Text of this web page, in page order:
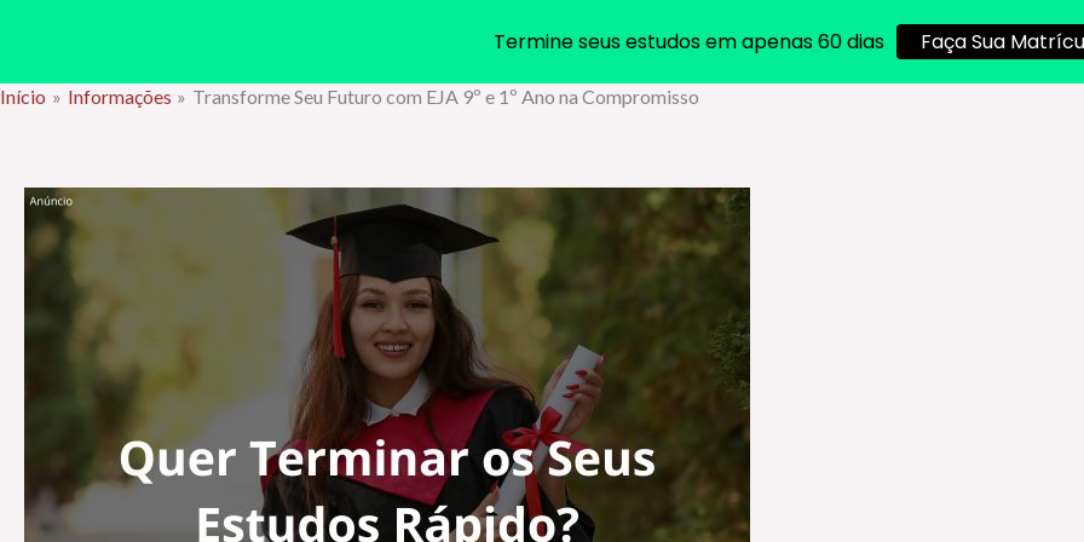
Ir
conteúdo
Início Informações Transforme Seu Futuro com EJA 9º e 1º Ano na Compromisso
Termine seus estudos em apenas 60 dias Faça Sua